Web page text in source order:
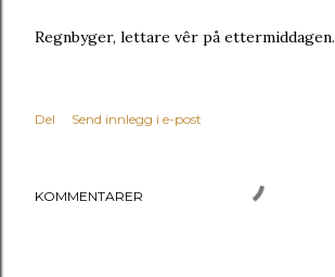
Regnbyger, lettare vêr på ettermiddagen.
Del Send innlegg i e-post
KOMMENTARER